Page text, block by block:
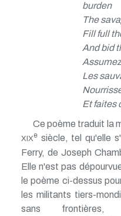
burden
The
Fill full
And bid
Les
Et faites
Ce poème traduit la
XIXesiècle, tel qu'elle
Ferry, de Joseph
Elle n'est pas
le poème ci-dessus
les militants tiers-
sans frontières,